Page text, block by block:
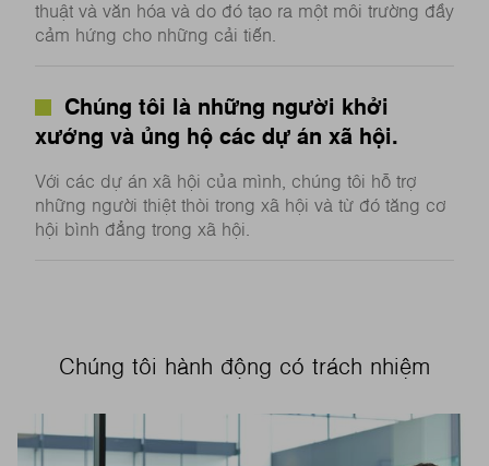
thuật và văn hóa và do đó tạo ra một môi trường đầy
cảm hứng cho những cải tiến.
Chúng tôi là những người khởi
xướng và ủng hộ các dự án xã hội.
Với các dự án xã hội của mình, chúng tôi hỗ trợ
những người thiệt thòi trong xã hội và từ đó tăng cơ
hội bình đẳng trong xã hội.
Chúng tôi hành động có trách nhiệm